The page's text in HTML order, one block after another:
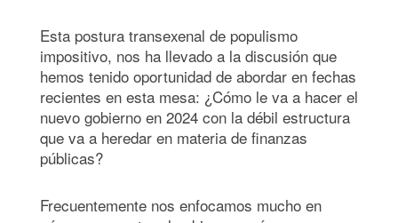
Esta postura transexenal de populismo
impositivo, nos ha llevado a la discusión que
hemos tenido oportunidad de abordar en fechas
recientes en esta mesa: ¿Cómo le va a hacer el
nuevo gobierno en 2024 con la débil estructura
que va a heredar en materia de finanzas
públicas?
Frecuentemente nos enfocamos mucho en